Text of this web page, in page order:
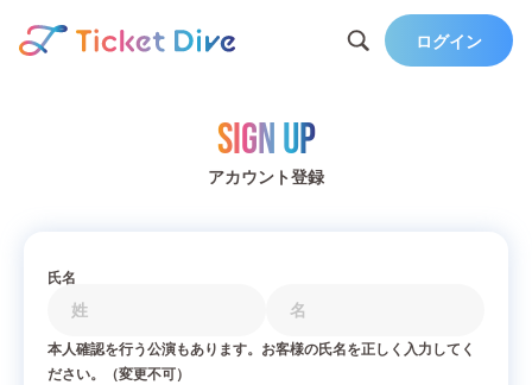
ログイン
Sign Up
アカウント登録
氏名
本人確認を行う公演もあります。お客様の氏名を正しく入力してく
ださい。（変更不可）